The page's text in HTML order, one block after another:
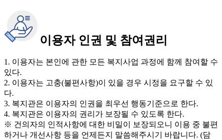
이용자 인권 및 참여권리
1. 이용자는 본인에 관한 모든 복지사업 과정에 함께 참여할 수
있다.
2. 이용자는 고충(불편사항)이 있을 경우 시정을 요구할 수 있
다.
3. 복지관은 이용자의 인권을 최우선 행동기준으로 한다.
4. 복지관은 이용자의 권리가 보장될 수 있도록 한다.
※ 건의자의 인적사항에 대한 비밀이 보장되오니 이용 중 불편
하거나 개선사항 등을 언제든지 말씀해주시기 바랍니다. (담